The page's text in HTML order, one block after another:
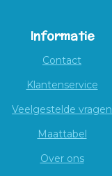
Informatie
Contact
Klantenservice
Veelgestelde vragen
Maattabel
Over ons